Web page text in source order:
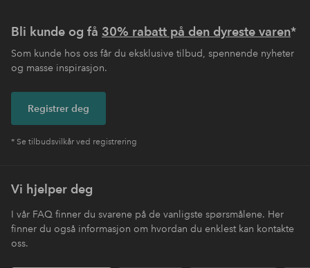
Bli kunde og få 30% rabatt på den dyreste varen*
Som kunde hos oss får du eksklusive tilbud, spennende nyheter
og masse inspirasjon.
Registrer deg
* Se tilbudsvilkår ved registrering
Vi hjelper deg
I vår FAQ finner du svarene på de vanligste spørsmålene. Her
finner du også informasjon om hvordan du enklest kan kontakte
oss.